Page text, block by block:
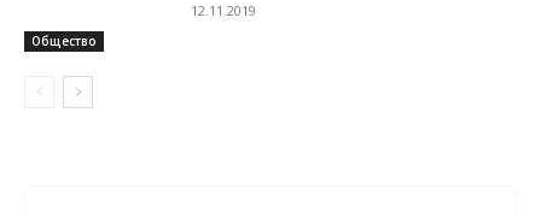
Общество
12.11.2019